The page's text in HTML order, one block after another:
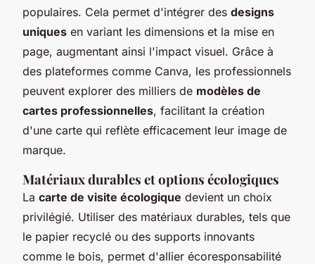
populaires. Cela permet d'intégrer des designs
uniques en variant les dimensions et la mise en
page, augmentant ainsi l'impact visuel. Grâce à
des plateformes comme Canva, les professionnels
peuvent explorer des milliers de modèles de
cartes professionnelles, facilitant la création
d'une carte qui reflète efficacement leur image de
marque.
Matériaux durables et options écologiques
La carte de visite écologique devient un choix
privilégié. Utiliser des matériaux durables, tels que
le papier recyclé ou des supports innovants
comme le bois, permet d'allier écoresponsabilité